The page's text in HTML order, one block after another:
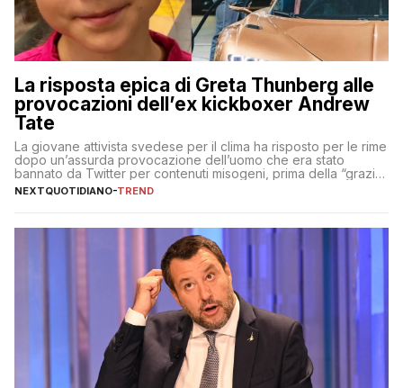
La risposta epica di Greta Thunberg alle
provocazioni dell’ex kickboxer Andrew
Tate
La giovane attivista svedese per il clima ha risposto per le rime
dopo un’assurda provocazione dell’uomo che era stato
bannato da Twitter per contenuti misogeni, prima della “grazia”
di Elon Musk
NEXTQUOTIDIANO-TREND